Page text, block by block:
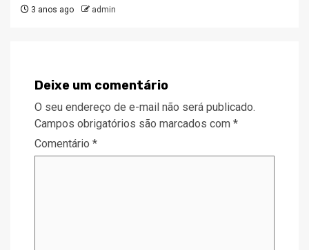
3 anos ago admin
Deixe um comentário
O seu endereço de e-mail não será publicado.
Campos obrigatórios são marcados com *
Comentário *